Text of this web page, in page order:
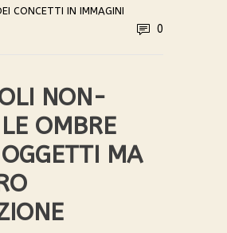
CONCETTI IN IMMAGINI
0
NON-
OMBRE
MA